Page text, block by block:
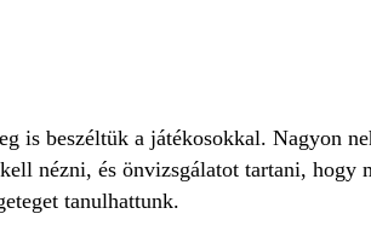
is beszéltük a játékosokkal. Nagyon
nézni, és önvizsgálatot tartani,
tanulhattunk.